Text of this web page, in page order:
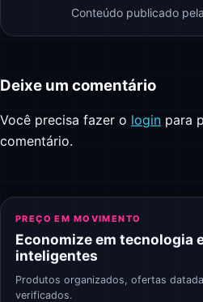
Conteúdo publicado
Deixe um comentário
Você precisa fazer o login para
comentário.
PREÇO EM MOVIMENTO
Economize em tecnologia
inteligentes
Produtos organizados, ofertas
verificados.